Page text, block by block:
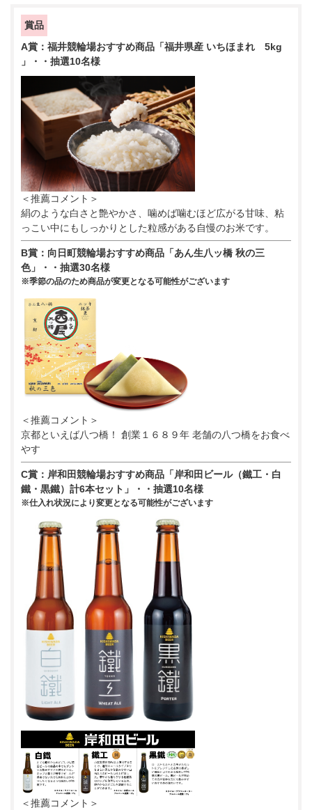
賞品
A賞：福井競輪場おすすめ商品「福井県産 いちほまれ 5kg
」・・抽選10名様
＜推薦コメント＞
絹のような白さと艶やかさ、噛めば噛むほど広がる甘味、粘
っこい中にもしっかりとした粒感がある自慢のお米です。
B賞：向日町競輪場おすすめ商品「あん生八ッ橋 秋の三
色」・・抽選30名様
※季節の品のため商品が変更となる可能性がございます
＜推薦コメント＞
京都といえば八つ橋！ 創業１６８９年 老舗の八つ橋をお食べ
やす
C賞：岸和田競輪場おすすめ商品「岸和田ビール（鐵工・白
鐵・黒鐵）計6本セット」・・抽選10名様
※仕入れ状況により変更となる可能性がございます
＜推薦コメント＞